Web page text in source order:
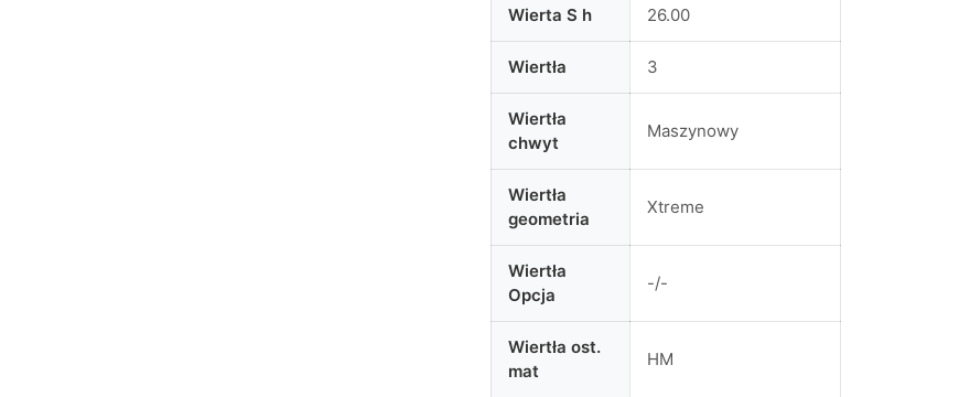
Wierta S h 26.00
Wiertła 3
Wiertła
chwyt
Maszynowy
Wiertła
geometria
Xtreme
Wiertła
Opcja
-/-
Wiertła ost.
mat
HM